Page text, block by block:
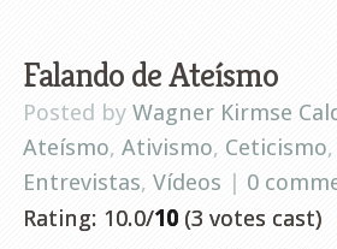
Falando de Ateísmo
Posted by Wagner Kirmse
Ateísmo, Ativismo, Ceticismo
Entrevistas, Vídeos | 0
Rating: 10.0/10 (3 votes cast)